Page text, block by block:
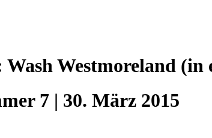
Wash Westmoreland (in
7 | 30. März 2015